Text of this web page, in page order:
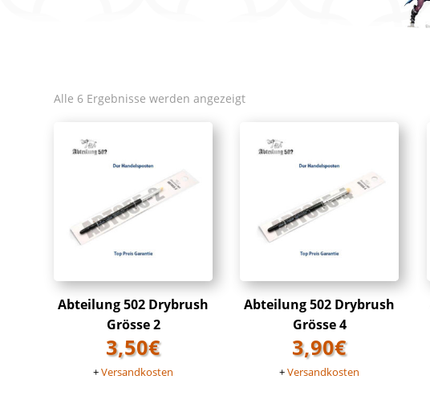
Alle 6 Ergebnisse werden angezeigt
Abteilung 502 Drybrush
Grösse 2
3,50€
+Versandkosten
Abteilung 502 Drybrush
Grösse 4
3,90€
+Versandkosten